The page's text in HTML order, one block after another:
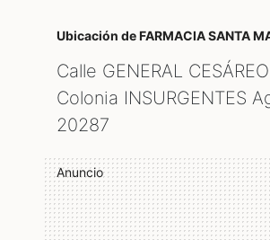
Ubicación de FARMACIA SANTA
Calle GENERAL
Colonia INSURGENTES
20287
Anuncio